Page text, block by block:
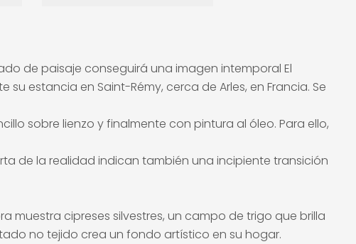
de paisaje conseguirá una imagen intemporal El
estancia en Saint-Rémy, cerca de Arles, en Francia. Se
sobre lienzo y finalmente con pintura al óleo. Para ello,
de la realidad indican también una incipiente transición
muestra cipreses silvestres, un campo de trigo que brilla
no tejido crea un fondo artístico en su hogar.